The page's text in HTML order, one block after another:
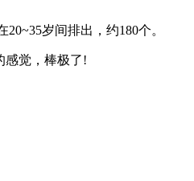
岁间排出，约180个。
感觉，棒极了!